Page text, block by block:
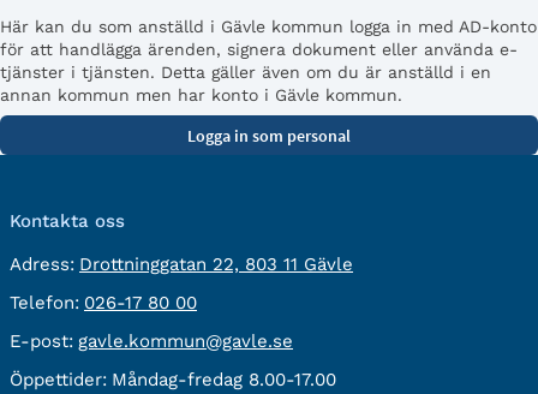
Här kan du som anställd i Gävle kommun logga in med AD-konto
för att handlägga ärenden, signera dokument eller använda e-
tjänster i tjänsten. Detta gäller även om du är anställd i en
annan kommun men har konto i Gävle kommun.
Kontakta oss
Adress: besöksadress:
Drottninggatan 22, 803 11 Gävle
Telefon: Telefon:
026-17 80 00
E-post: E-
post:
gavle.kommun@gavle.se
Öppettider: Måndag-fredag 8.00-17.00